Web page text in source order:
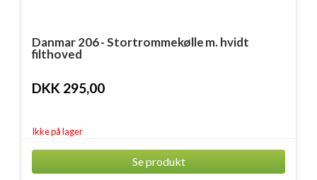
Danmar 206 - Stortrommekølle m. hvidt
filthoved
DKK 295,00
Ikke på lager
Se produkt